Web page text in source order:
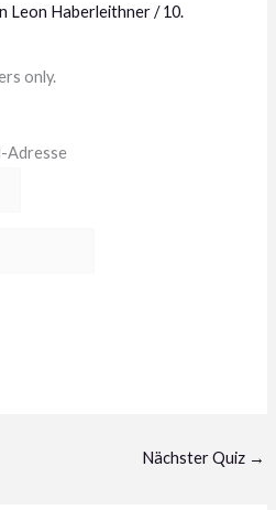
Leon Haberleithner/10.
only.
Adresse
Nächster Quiz →